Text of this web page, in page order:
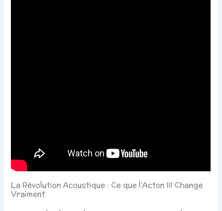
La Révolution Acoustique : Ce que l’Acton III Change
Vraiment